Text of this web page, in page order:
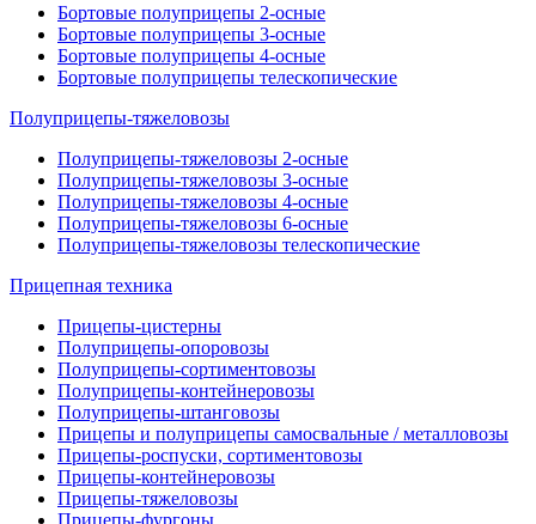
Бортовые полуприцепы 2-осные
Бортовые полуприцепы 3-осные
Бортовые полуприцепы 4-осные
Бортовые полуприцепы телескопические
Полуприцепы-тяжеловозы
Полуприцепы-тяжеловозы 2-осные
Полуприцепы-тяжеловозы 3-осные
Полуприцепы-тяжеловозы 4-осные
Полуприцепы-тяжеловозы 6-осные
Полуприцепы-тяжеловозы телескопические
Прицепная техника
Прицепы-цистерны
Полуприцепы-опоровозы
Полуприцепы-сортиментовозы
Полуприцепы-контейнеровозы
Полуприцепы-штанговозы
Прицепы и полуприцепы самосвальные / металловозы
Прицепы-роспуски, сортиментовозы
Прицепы-контейнеровозы
Прицепы-тяжеловозы
Прицепы-фургоны